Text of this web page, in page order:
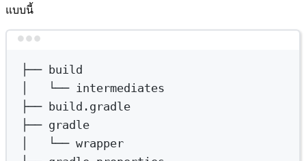
แบบนี้
├──
build
└── intermediates
├──
build.gradle
├── gradle
└── wrapper